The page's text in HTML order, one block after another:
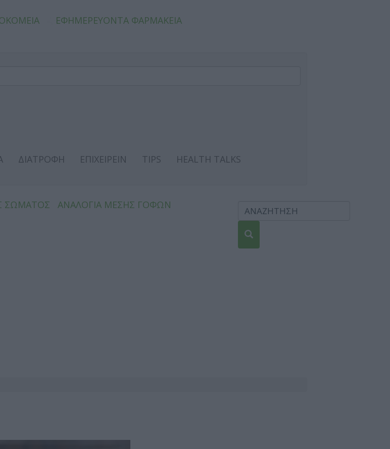
ΕΦΗΜΕΡΕΥΟΝΤΑ ΦΑΡΜΑΚΕΙΑ
ΔΙΑΤΡΟΦΗ ΕΠΙΧΕΙΡΕΙΝ TIPS
HEALTH TALKS
ΣΩΜΑΤΟΣ
ΑΝΑΛΟΓΙΑ ΜΕΣΗΣ ΓΟΦΩΝ